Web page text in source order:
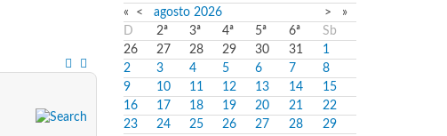
« < agosto 2026 >
»
D
2ª 3ª 4ª 5ª 6ª
Sb
26
27 28 29 30 31
1
2
3 4 5 6 7
8
9
10 11 12 13 14
15
16
17 18 19 20 21
22
23
24 25 26 27 28
29